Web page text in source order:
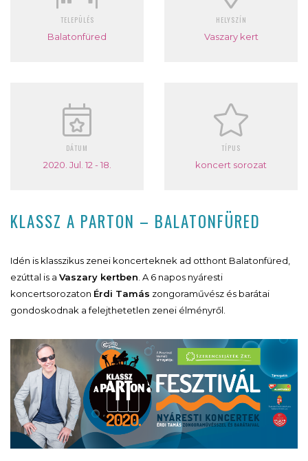
TELEPÜLÉS
Balatonfüred
HELYSZÍN
Vaszary kert
DÁTUM
2020. Jul. 12 - 18.
TÍPUS
koncert sorozat
KLASSZ A PARTON – BALATONFÜRED
Idén is klasszikus zenei koncerteknek ad otthont Balatonfüred,
ezúttal is a Vaszary kertben . A 6 napos nyáresti
koncertsorozaton Érdi Tamás zongoraművész és barátai
gondoskodnak a felejthetetlen zenei élményről.